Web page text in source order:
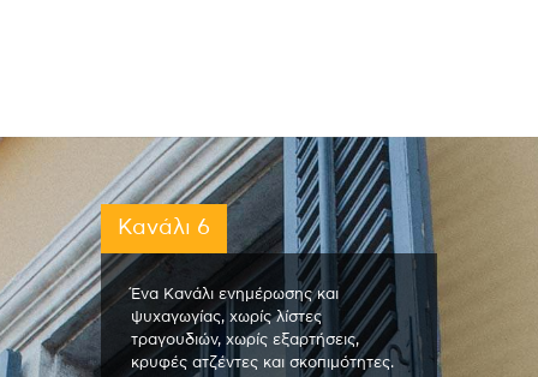
Κανάλι 6
Ένα Κανάλι ενημέρωσης και
ψυχαγωγίας, χωρίς λίστες
τραγουδιών, χωρίς εξαρτήσεις,
κρυφές ατζέντες και σκοπιμότητες.